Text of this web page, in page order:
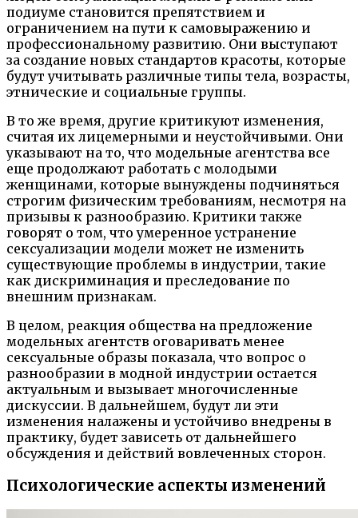
подиуме становится препятствием и
ограничением на пути к самовыражению и
профессиональному развитию. Они выступают
за создание новых стандартов красоты, которые
будут учитывать различные типы тела, возрасты,
этнические и социальные группы.
В то же время, другие критикуют изменения,
считая их лицемерными и неустойчивыми. Они
указывают на то, что модельные агентства все
еще продолжают работать с молодыми
женщинами, которые вынуждены подчиняться
строгим физическим требованиям, несмотря на
призывы к разнообразию. Критики также
говорят о том, что умеренное устранение
сексуализации модели может не изменить
существующие проблемы в индустрии, такие
как дискриминация и преследование по
внешним признакам.
В целом, реакция общества на предложение
модельных агентств оговаривать менее
сексуальные образы показала, что вопрос о
разнообразии в модной индустрии остается
актуальным и вызывает многочисленные
дискуссии. В дальнейшем, будут ли эти
изменения налажены и устойчиво внедрены в
практику, будет зависеть от дальнейшего
обсуждения и действий вовлеченных сторон.
Психологические аспекты изменений